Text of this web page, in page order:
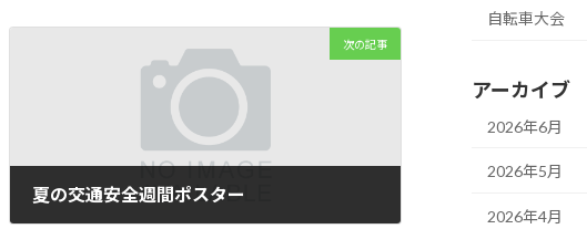
次の記事
夏の交通安全週間ポスター
自転車大会
アーカイブ
2026年6月
2026年5月
2026年4月